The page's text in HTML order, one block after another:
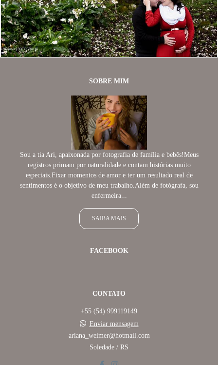
3212
SOBRE MIM
Sou a tia Ari, apaixonada por fotografia de família e bebês!Meus
registros primam por naturalidade e contam histórias muito
especiais.Fixar momentos de amor e ter um resultado real de
sentimentos é o objetivo de meu trabalho.Além de fotógrafa, sou
enfermeira...
SAIBA MAIS
FACEBOOK
CONTATO
+55 (54) 999119149
Enviar mensagem
ariana_weimer@hotmail.com
Soledade / RS